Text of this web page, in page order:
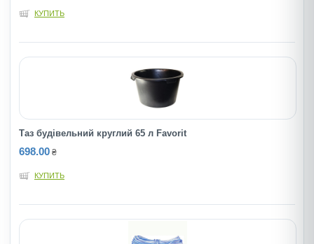
КУПИТЬ
Таз будiвельний круглий 65 л Favorit
698.00 ₴
КУПИТЬ